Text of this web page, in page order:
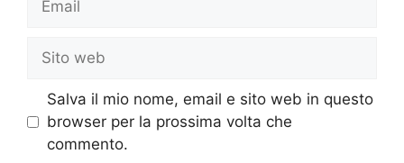
web
Salva il mio nome, email e sito web in questo
browser per la prossima volta che
commento.